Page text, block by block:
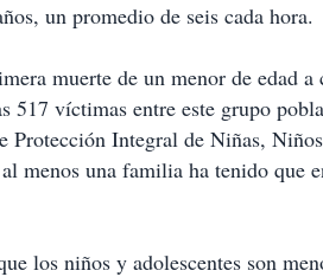
un promedio de seis cada hora.
muerte de un menor de edad a
517 víctimas entre este grupo
Protección Integral de Niñas,
menos una familia ha tenido que
los niños y adolescentes son